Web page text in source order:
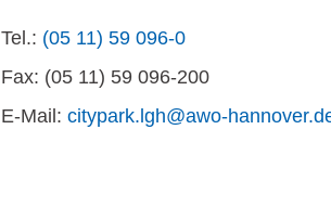
Tel.: (05 11) 59 096-0
Fax: (05 11) 59 096-200
E-Mail:citypark.lgh@awo-